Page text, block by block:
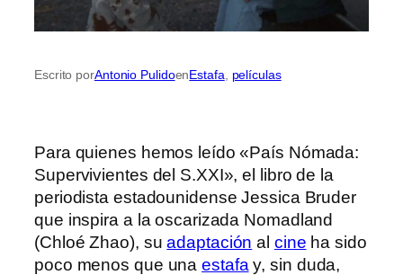
Escrito porAntonio PulidoenEstafa películas
Para quienes hemos leído «País Nómada:
Supervivientes del S.XXI», el libro de la
periodista estadounidense Jessica Bruder
que inspira a la oscarizada Nomadland
(Chloé Zhao), suadaptación al cine ha sido
poco menos que unaestafa y, sin duda,